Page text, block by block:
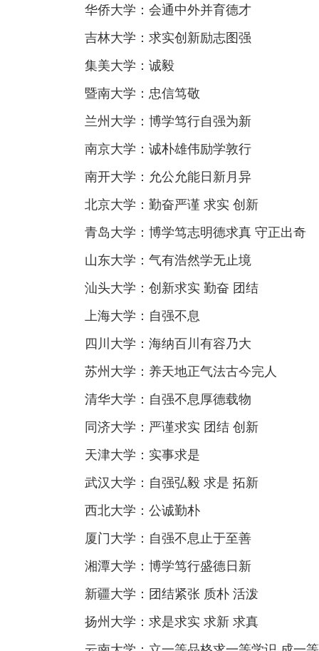
华侨大学：会通中外并育德才
吉林大学：求实创新励志图强
集美大学：诚毅
暨南大学：忠信笃敬
兰州大学：博学笃行自强为新
南京大学：诚朴雄伟励学敦行
南开大学：允公允能日新月异
北京大学：勤奋严谨 求实 创新
青岛大学：博学笃志明德求真 守正出奇
山东大学：气有浩然学无止境
汕头大学：创新求实 勤奋 团结
上海大学：自强不息
四川大学：海纳百川有容乃大
苏州大学：养天地正气法古今完人
清华大学：自强不息厚德载物
同济大学：严谨求实 团结 创新
天津大学：实事求是
武汉大学：自强弘毅 求是 拓新
西北大学：公诚勤朴
厦门大学：自强不息止于至善
湘潭大学：博学笃行盛德日新
新疆大学：团结紧张 质朴 活泼
扬州大学：求是求实 求新 求真